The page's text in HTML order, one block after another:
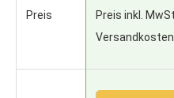
Preis
Preis inkl.
Versandkosten